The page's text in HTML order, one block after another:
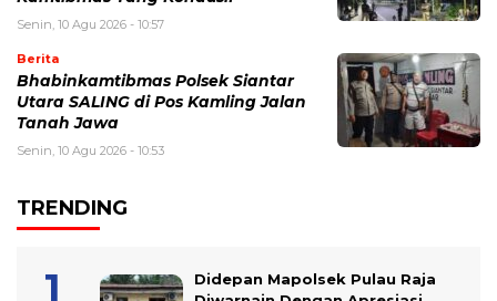
Senin, 10 Agu 2026 - 10:57
Berita
Bhabinkamtibmas Polsek Siantar
Utara SALING di Pos Kamling Jalan
Tanah Jawa
Senin, 10 Agu 2026 - 10:53
TRENDING
Didepan Mapolsek Pulau Raja